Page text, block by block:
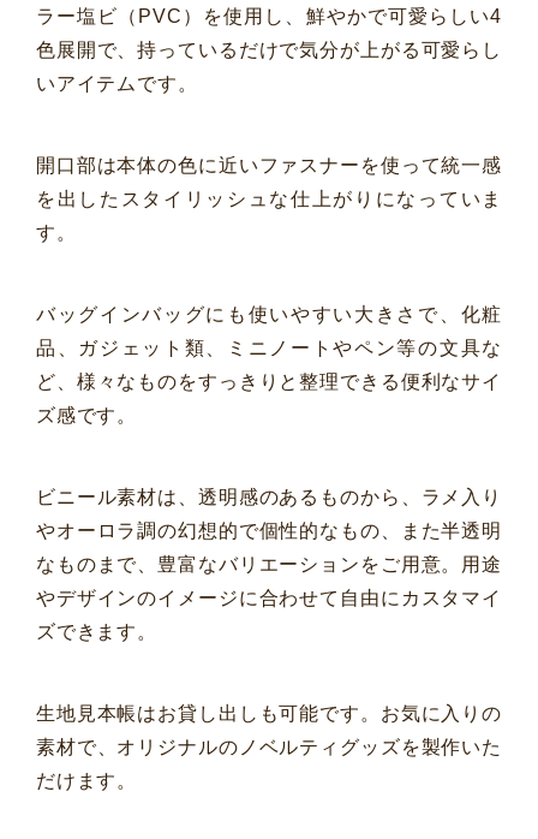
ラー塩ビ（PVC）を使用し、鮮やかで可愛らしい4
色展開で、持っているだけで気分が上がる可愛らし
いアイテムです。
開口部は本体の色に近いファスナーを使って統一感
を出したスタイリッシュな仕上がりになっていま
す。
バッグインバッグにも使いやすい大きさで、化粧
品、ガジェット類、ミニノートやペン等の文具な
ど、様々なものをすっきりと整理できる便利なサイ
ズ感です。
ビニール素材は、透明感のあるものから、ラメ入り
やオーロラ調の幻想的で個性的なもの、また半透明
なものまで、豊富なバリエーションをご用意。用途
やデザインのイメージに合わせて自由にカスタマイ
ズできます。
生地見本帳はお貸し出しも可能です。お気に入りの
素材で、オリジナルのノベルティグッズを製作いた
だけます。